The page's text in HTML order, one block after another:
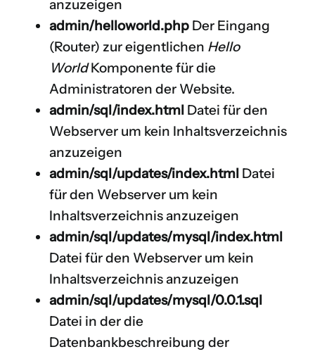
anzuzeigen
admin/helloworld.php Der Eingang
(Router) zur eigentlichen Hello
WorldKomponente für die
Administratoren der Website.
admin/sql/index.html Datei für den
Webserver um kein Inhaltsverzeichnis
anzuzeigen
admin/sql/updates/index.html Datei
für den Webserver um kein
Inhaltsverzeichnis anzuzeigen
admin/sql/updates/mysql/index.html
Datei für den Webserver um kein
Inhaltsverzeichnis anzuzeigen
admin/sql/updates/mysql/0.0.1.sql
Datei in der die
Datenbankbeschreibung der